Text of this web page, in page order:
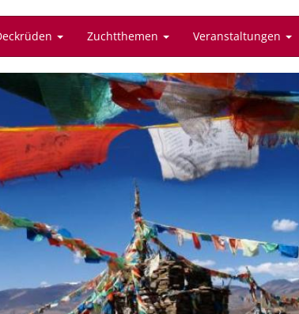
Zuchtthemen Veranstaltungen